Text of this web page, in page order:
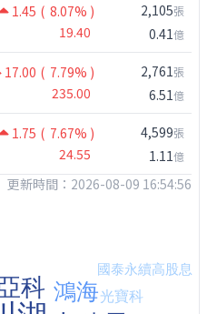
1.45 ( 8.07% )
19.40
2,105張
0.41億
17.00 ( 7.79% )
235.00
2,761張
6.51億
1.75 ( 7.67% )
24.55
4,599張
1.11億
更新時間：2026-08-09 16:54:56